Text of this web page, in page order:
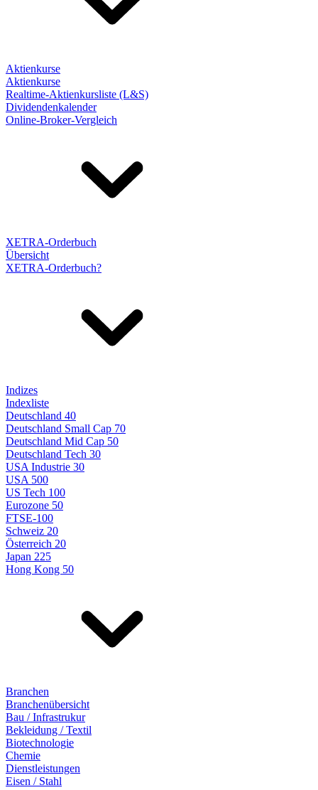
Aktienkurse
Aktienkurse
Realtime-Aktienkursliste (L&S)
Dividendenkalender
Online-Broker-Vergleich
XETRA-Orderbuch
Übersicht
XETRA-Orderbuch?
Indizes
Indexliste
Deutschland 40
Deutschland Small Cap 70
Deutschland Mid Cap 50
Deutschland Tech 30
USA Industrie 30
USA 500
US Tech 100
Eurozone 50
FTSE-100
Schweiz 20
Österreich 20
Japan 225
Hong Kong 50
Branchen
Branchenübersicht
Bau / Infrastrukur
Bekleidung / Textil
Biotechnologie
Chemie
Dienstleistungen
Eisen / Stahl